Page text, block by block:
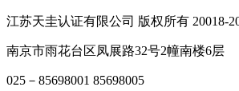
江苏天圭认证有限公司 版权所有 20018-
南京市雨花台区凤展路32号2幢南楼6层
025－85698001 85698005